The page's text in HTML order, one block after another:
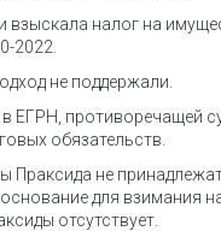
взыскала налог на
2022.
не поддержали.
ЕГРН, противоречащей
обязательств.
Праксида не
для взимания
отсутствует.